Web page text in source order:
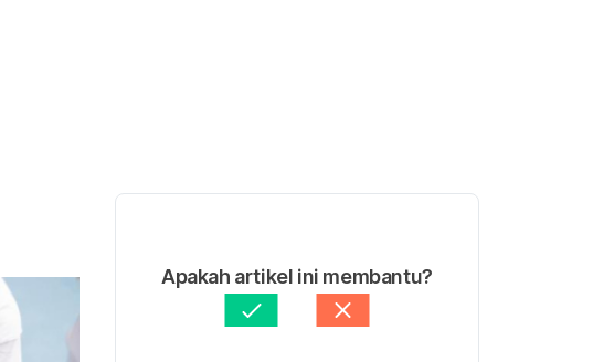
Apakah artikel ini membantu?